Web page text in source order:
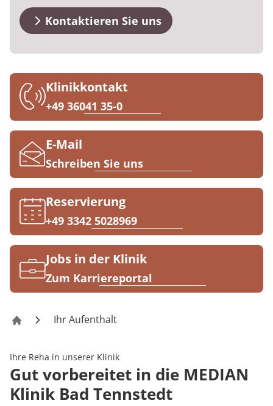
Downloads
Kontakt
Kosten & Kostenträger
Kinder-und Jugendreha
Geriatrie
Gynäkologie
HTS & Cochlea
Long Covid
Onkologie
Pneumologie
Rheumatologie
Prävention
Qualität & Expertise
Energiepolitik
Ihr Weg zu MEDIAN
Kosten & Kostenträger
Reha Checkliste
Zuweiser
Über MEDIAN
Kooperationen
Presse
Karriere
Kontaktieren Sie uns
Klinikkontakt
+49 36041 35-0
E-Mail
Schreiben Sie uns
Reservierung
+49 3342 5028969
Jobs in der Klinik
Zum Karriereportal
Klinik Bad Tennstedt
Ihr Aufenthalt
Ihre Reha in unserer Klinik
Gut vorbereitet in die MEDIAN
Klinik Bad Tennstedt